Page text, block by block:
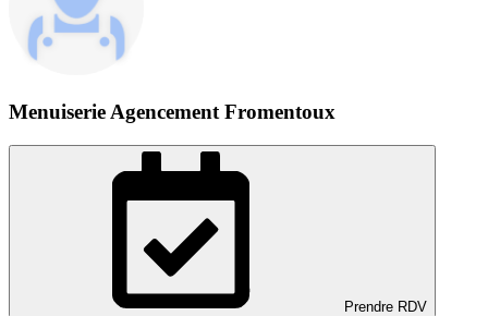
Menuiserie Agencement Fromentoux
Prendre RDV